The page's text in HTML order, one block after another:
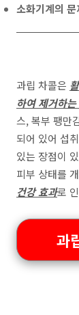
소화기계의
과립 차콜은
하여 제거하
스, 복부 팽만
되어 있어 섭
있는 장점이
피부 상태를
건강 효과로
과